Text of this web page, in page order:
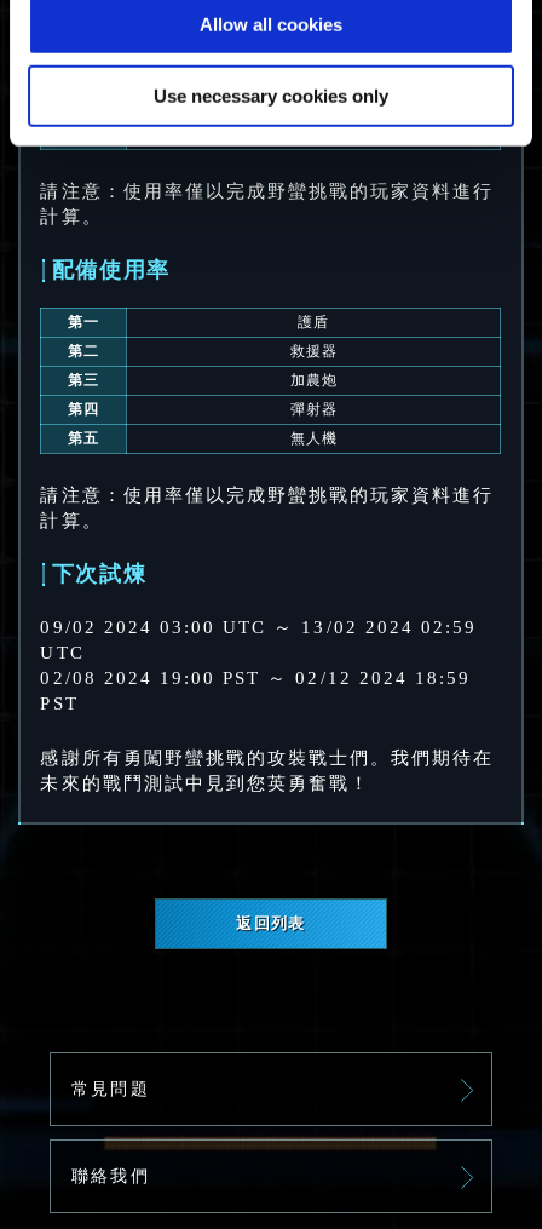
Allow all cookies
Use necessary cookies only
火網
路霸 α ：堡壘護盾
請注意：使用率僅以完成野蠻挑戰的玩家資料進行
計算。
配備使用率
第一
護盾
第二
救援器
第三
加農炮
第四
彈射器
第五
無人機
請注意：使用率僅以完成野蠻挑戰的玩家資料進行
計算。
下次試煉
09/02 2024 03:00 UTC ～ 13/02 2024 02:59
UTC
02/08 2024 19:00 PST ～ 02/12 2024 18:59
PST
感謝所有勇闖野蠻挑戰的攻裝戰士們。我們期待在
未來的戰鬥測試中見到您英勇奮戰！
返回列表
常見問題
聯絡我們